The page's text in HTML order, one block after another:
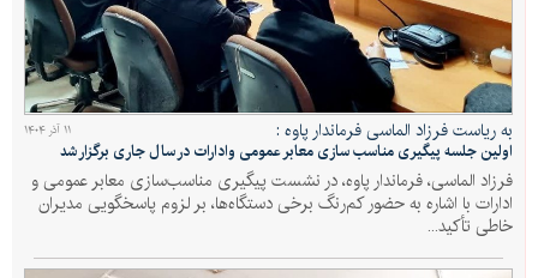
۱۱ آذر ۱۴۰۴ به ریاست فرزاد الماسی فرماندار پاوه :
اولین جلسه پیگیری مناسب سازی معابر عمومی وادارات در سال جاری برگزار شد
فرزاد الماسی، فرماندار پاوه، در نشست پیگیری مناسب‌سازی معابر عمومی و
ادارات با اشاره به حضور کم‌رنگ برخی دستگاه‌ها، بر لزوم پاسخگویی مدیران
خاطی تأکید...